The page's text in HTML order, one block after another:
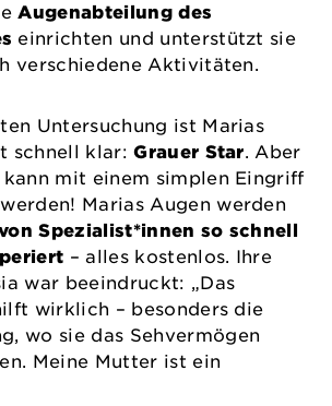
Augenabteilung des
einrichten und unterstützt sie
verschiedene Aktivitäten.
Untersuchung ist Marias
schnell klar:Grauer Star. Aber
mit einem simplen Eingriff
Marias Augen werden
Spezialist*innen so schnell
– alles kostenlos. Ihre
war beeindruckt: „Das
wirklich – besonders die
wo sie das Sehvermögen
Meine Mutter ist ein